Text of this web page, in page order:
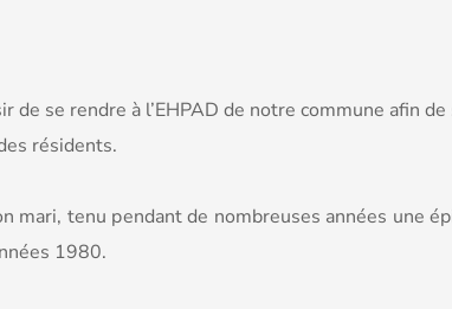
se rendre à l’EHPAD de notre commune afin
résidents.
mari, tenu pendant de nombreuses années une
1980.